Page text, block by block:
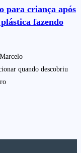
para criança após
fazendo
quando descobriu